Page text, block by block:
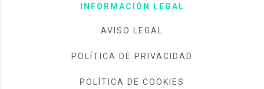
INFORMACIÓN LEGAL
AVISO LEGAL
POLÍTICA DE PRIVACIDAD
POLÍTICA DE COOKIES